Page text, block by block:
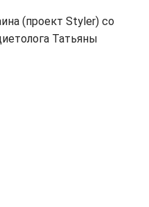
(проект Styler) со
Татьяны